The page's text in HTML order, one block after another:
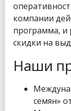
компании
программа, и
скидки на
Наши
семян»